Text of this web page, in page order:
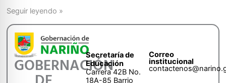
Seguir leyendo »
GOBERNACIÓN
Secretaría de
Educación
Carrera 42B No.
18A-85 Barrio
Correo
institucional